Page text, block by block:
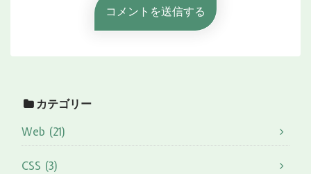
カテゴリー
Web (21)
CSS (3)